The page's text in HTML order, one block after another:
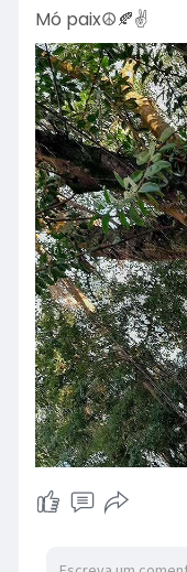
Mó paix☮️🍂✌️